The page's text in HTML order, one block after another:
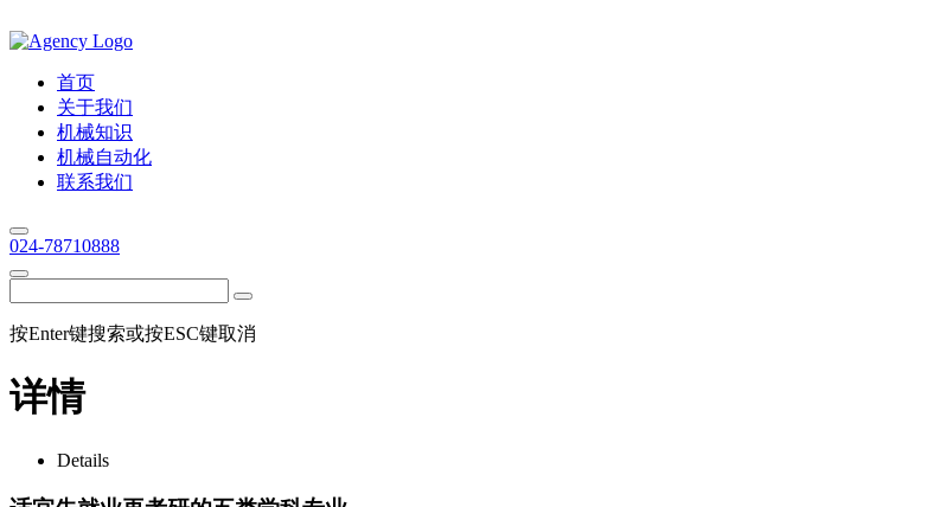
首页
关于我们
机械知识
机械自动化
联系我们
024-78710888
按Enter键搜索或按ESC键取消
详情
Details